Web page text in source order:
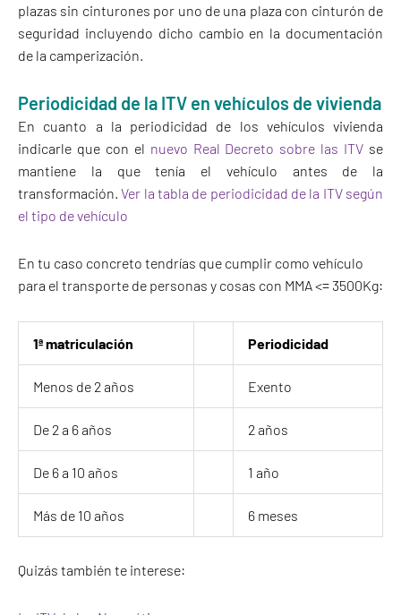
plazas sin cinturones por uno de una plaza con cinturón de
seguridad incluyendo dicho cambio en la documentación
de la camperización.
Periodicidad de la ITV en vehículos de vivienda
En cuanto a la periodicidad de los vehículos vivienda
indicarle que con el nuevo Real Decreto sobre las ITV se
mantiene la que tenía el vehículo antes de la
transformación.Ver la tabla de periodicidad de la ITV según
el tipo de vehículo
En tu caso concreto tendrías que cumplir como vehículo
para el transporte de personas y cosas con MMA <= 3500Kg:
1ª matriculación Periodicidad
Menos de 2 años Exento
De 2 a 6 años 2 años
De 6 a 10 años 1 año
Más de 10 años 6 meses
Quizás también te interese: